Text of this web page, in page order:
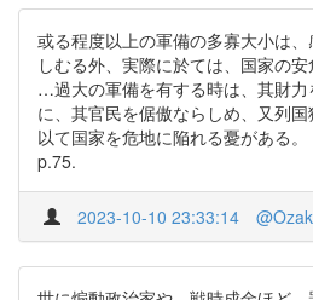
或る程度以上の軍備の多寡大小は
しむる外、実際に於ては、国家の安
…過大の軍備を有する時は、其財
に、其官民を倨傲ならしめ、又列国
以て国家を危地に陥れる憂がある
p.75.
2023-10-10 23:33:14